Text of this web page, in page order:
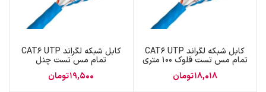
کابل شبکه لگراند CAT6 UTP
تمام مس تست فلوک 100 متری
18,018تومان
کابل شبکه لگراند CAT6 UTP
تمام مس تست چنل
19,500تومان